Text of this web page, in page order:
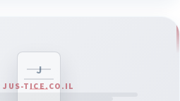
J
JUS-TICE.CO.IL